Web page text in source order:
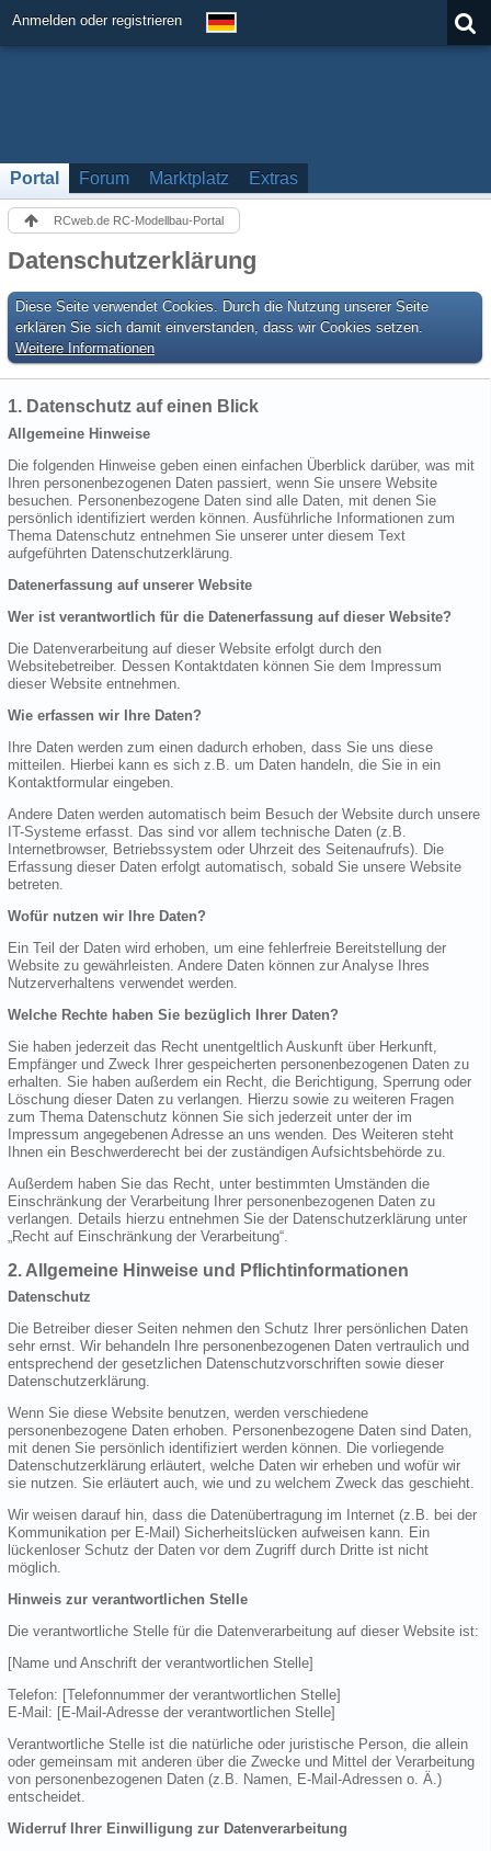
Anmelden oder registrieren
Portal Forum Marktplatz Extras
RCweb.de RC-Modellbau-Portal
Datenschutzerklärung
Diese Seite verwendet Cookies. Durch die Nutzung unserer Seite
erklären Sie sich damit einverstanden, dass wir Cookies setzen.
Weitere Informationen
1. Datenschutz auf einen Blick
Allgemeine Hinweise
Die folgenden Hinweise geben einen einfachen Überblick darüber, was mit
Ihren personenbezogenen Daten passiert, wenn Sie unsere Website
besuchen. Personenbezogene Daten sind alle Daten, mit denen Sie
persönlich identifiziert werden können. Ausführliche Informationen zum
Thema Datenschutz entnehmen Sie unserer unter diesem Text
aufgeführten Datenschutzerklärung.
Datenerfassung auf unserer Website
Wer ist verantwortlich für die Datenerfassung auf dieser Website?
Die Datenverarbeitung auf dieser Website erfolgt durch den
Websitebetreiber. Dessen Kontaktdaten können Sie dem Impressum
dieser Website entnehmen.
Wie erfassen wir Ihre Daten?
Ihre Daten werden zum einen dadurch erhoben, dass Sie uns diese
mitteilen. Hierbei kann es sich z.B. um Daten handeln, die Sie in ein
Kontaktformular eingeben.
Andere Daten werden automatisch beim Besuch der Website durch unsere
IT-Systeme erfasst. Das sind vor allem technische Daten (z.B.
Internetbrowser, Betriebssystem oder Uhrzeit des Seitenaufrufs). Die
Erfassung dieser Daten erfolgt automatisch, sobald Sie unsere Website
betreten.
Wofür nutzen wir Ihre Daten?
Ein Teil der Daten wird erhoben, um eine fehlerfreie Bereitstellung der
Website zu gewährleisten. Andere Daten können zur Analyse Ihres
Nutzerverhaltens verwendet werden.
Welche Rechte haben Sie bezüglich Ihrer Daten?
Sie haben jederzeit das Recht unentgeltlich Auskunft über Herkunft,
Empfänger und Zweck Ihrer gespeicherten personenbezogenen Daten zu
erhalten. Sie haben außerdem ein Recht, die Berichtigung, Sperrung oder
Löschung dieser Daten zu verlangen. Hierzu sowie zu weiteren Fragen
zum Thema Datenschutz können Sie sich jederzeit unter der im
Impressum angegebenen Adresse an uns wenden. Des Weiteren steht
Ihnen ein Beschwerderecht bei der zuständigen Aufsichtsbehörde zu.
Außerdem haben Sie das Recht, unter bestimmten Umständen die
Einschränkung der Verarbeitung Ihrer personenbezogenen Daten zu
verlangen. Details hierzu entnehmen Sie der Datenschutzerklärung unter
„Recht auf Einschränkung der Verarbeitung“.
2. Allgemeine Hinweise und Pflichtinformationen
Datenschutz
Die Betreiber dieser Seiten nehmen den Schutz Ihrer persönlichen Daten
sehr ernst. Wir behandeln Ihre personenbezogenen Daten vertraulich und
entsprechend der gesetzlichen Datenschutzvorschriften sowie dieser
Datenschutzerklärung.
Wenn Sie diese Website benutzen, werden verschiedene
personenbezogene Daten erhoben. Personenbezogene Daten sind Daten,
mit denen Sie persönlich identifiziert werden können. Die vorliegende
Datenschutzerklärung erläutert, welche Daten wir erheben und wofür wir
sie nutzen. Sie erläutert auch, wie und zu welchem Zweck das geschieht.
Wir weisen darauf hin, dass die Datenübertragung im Internet (z.B. bei der
Kommunikation per E-Mail) Sicherheitslücken aufweisen kann. Ein
lückenloser Schutz der Daten vor dem Zugriff durch Dritte ist nicht
möglich.
Hinweis zur verantwortlichen Stelle
Die verantwortliche Stelle für die Datenverarbeitung auf dieser Website ist:
[Name und Anschrift der verantwortlichen Stelle]
Telefon: [Telefonnummer der verantwortlichen Stelle]
E-Mail: [E-Mail-Adresse der verantwortlichen Stelle]
Verantwortliche Stelle ist die natürliche oder juristische Person, die allein
oder gemeinsam mit anderen über die Zwecke und Mittel der Verarbeitung
von personenbezogenen Daten (z.B. Namen, E-Mail-Adressen o. Ä.)
entscheidet.
Widerruf Ihrer Einwilligung zur Datenverarbeitung